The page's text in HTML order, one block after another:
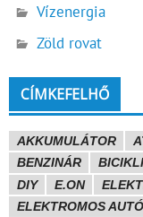
Vízenergia
Zöld rovat
CÍMKEFELHŐ
AKKUMULÁTOR
BENZINÁR
BICIKLI
DIY
E.ON
ELEKTROMOS